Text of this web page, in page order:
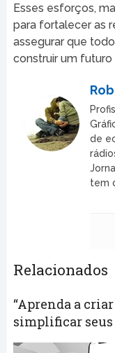
Esses esforços,
para fortalecer as
assegurar que
construir um futuro
de
tem
Relacionados
“Aprenda a
simplificar seus